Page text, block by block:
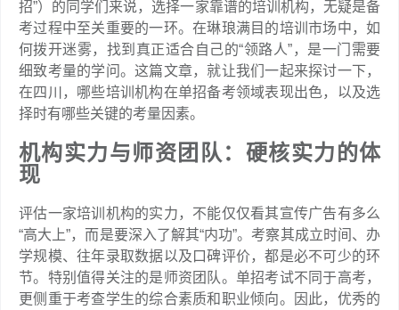
招”）的同学们来说，选择一家靠谱的培训机构，无疑是备
考过程中至关重要的一环。在琳琅满目的培训市场中，如
何拨开迷雾，找到真正适合自己的“领路人”，是一门需要
细致考量的学问。这篇文章，就让我们一起来探讨一下，
在四川，哪些培训机构在单招备考领域表现出色，以及选
择时有哪些关键的考量因素。
机构实力与师资团队：硬核实力的体
现
评估一家培训机构的实力，不能仅仅看其宣传广告有多么
“高大上”，而是要深入了解其“内功”。考察其成立时间、办
学规模、往年录取数据以及口碑评价，都是必不可少的环
节。特别值得关注的是师资团队。单招考试不同于高考，
更侧重于考查学生的综合素质和职业倾向。因此，优秀的